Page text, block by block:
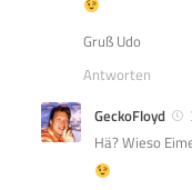
Gruß Udo
Antworten
GeckoFloyd
Hä? Wieso